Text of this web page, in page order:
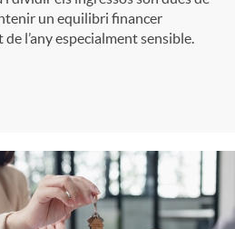
un equilibri financer
l’any especialment sensible.